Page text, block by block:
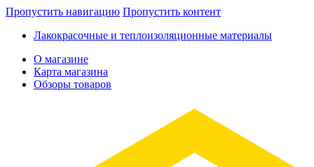
Пропустить навигацию Пропустить контент
Лакокрасочные и теплоизоляционные материалы
О магазине
Карта магазина
Обзоры товаров